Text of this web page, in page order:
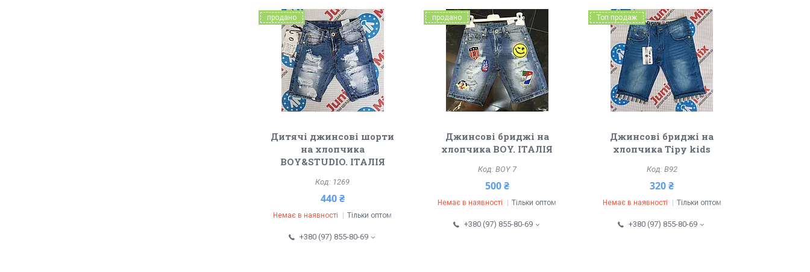
продано
Дитячі джинсові шорти
на хлопчика
BOY&STUDIO. ІТАЛІЯ
1269
440 ₴
Немає в наявності Тільки оптом
+380 (97) 855-80-69
продано
Джинсові бриджі на
хлопчика BOY. ІТАЛІЯ
BOY 7
500 ₴
Немає в наявності Тільки оптом
+380 (97) 855-80-69
Топ продаж
Джинсові бриджі на
хлопчика Tipy kids
В92
320 ₴
Немає в наявності Тільки оптом
+380 (97) 855-80-69